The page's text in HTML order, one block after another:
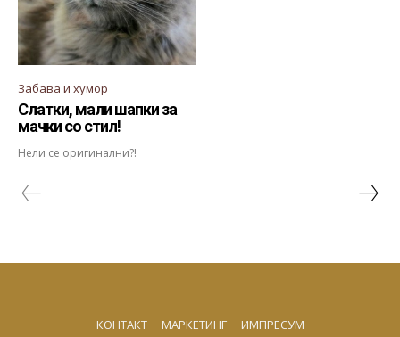
Забава и хумор
Слатки, мали шапки за
мачки со стил!
Нели се оригинални?!
КОНТАКТ МАРКЕТИНГ ИМПРЕСУМ